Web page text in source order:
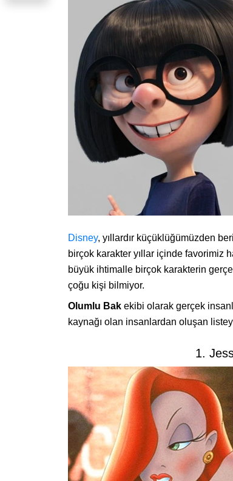
Disney, yıllardır küçüklüğümüzden
birçok karakter yıllar içinde favorimiz
büyük ihtimalle birçok karakterin
çoğu kişi bilmiyor.
Olumlu Bak ekibi olarak gerçek
kaynağı olan insanlardan oluşan
1.